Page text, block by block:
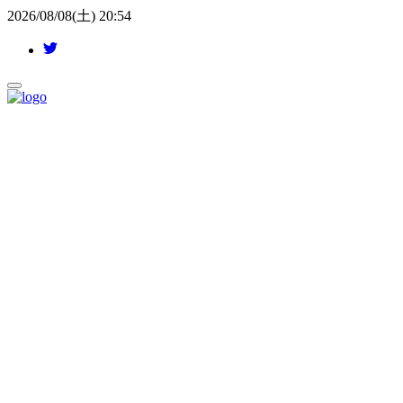
2026/08/08(土) 20:54